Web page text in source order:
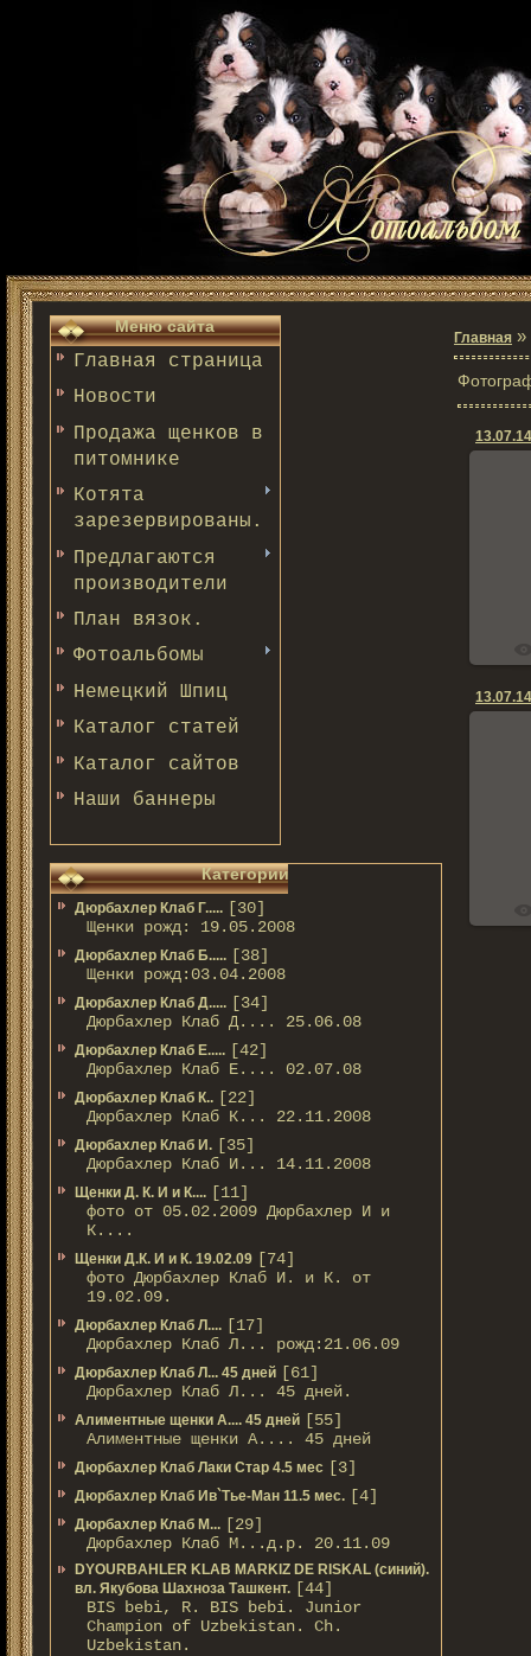
Меню сайта
Главная страница
Новости
Продажа щенков в
питомнике
Котята
зарезервированы.
Предлагаются
производители
План вязок.
Фотоальбомы
Немецкий Шпиц
Каталог статей
Каталог сайтов
Наши баннеры
Категории
Дюрбахлер Клаб Г..... [30]
Щенки рожд: 19.05.2008
Дюрбахлер Клаб Б..... [38]
Щенки рожд:03.04.2008
Дюрбахлер Клаб Д..... [34]
Дюрбахлер Клаб Д.... 25.06.08
Дюрбахлер Клаб Е..... [42]
Дюрбахлер Клаб Е.... 02.07.08
Дюрбахлер Клаб К.. [22]
Дюрбахлер Клаб К... 22.11.2008
Дюрбахлер Клаб И. [35]
Дюрбахлер Клаб И... 14.11.2008
Щенки Д. К. И и К.... [11]
фото от 05.02.2009 Дюрбахлер И и
К....
Щенки Д.К. И и К. 19.02.09 [74]
фото Дюрбахлер Клаб И. и К. от
19.02.09.
Дюрбахлер Клаб Л.... [17]
Дюрбахлер Клаб Л... рожд:21.06.09
Дюрбахлер Клаб Л... 45 дней [61]
Дюрбахлер Клаб Л... 45 дней.
Алиментные щенки А.... 45 дней [55]
Алиментные щенки А.... 45 дней
Дюрбахлер Клаб Лаки Стар 4.5 мес [3]
Дюрбахлер Клаб Ив`Тье-Ман 11.5 мес. [4]
Дюрбахлер Клаб М... [29]
Дюрбахлер Клаб М...д.р. 20.11.09
DYOURBAHLER KLAB MARKIZ DE RISKAL (синий).
вл. Якубова Шахноза Ташкент. [44]
BIS bebi, R. BIS bebi. Junior
Champion of Uzbekistan. Ch.
Uzbekistan.
Главная »